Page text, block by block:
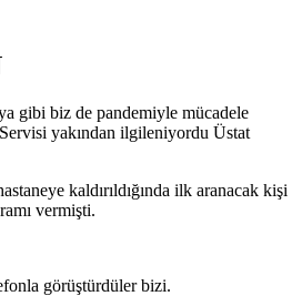
gibi biz de pandemiyle mücadele
yakından ilgileniyordu Üstat
kaldırıldığında ilk aranacak kişi
vermişti.
görüştürdüler bizi.